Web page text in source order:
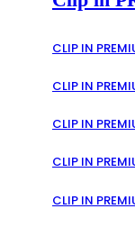
CLIP IN
CLIP IN
CLIP IN
CLIP IN
CLIP IN